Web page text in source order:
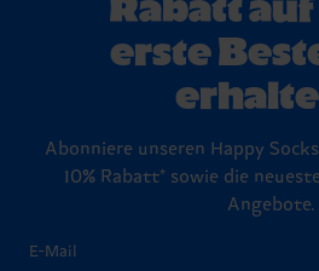
erste
Abonniere unseren Happy
10% Rabatt* sowie die
Angebote.
E-Mail